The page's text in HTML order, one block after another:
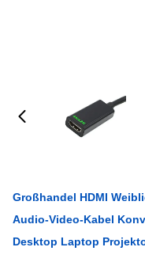
Großhandel HDMI
Audio-Video-Kabel
Desktop Laptop